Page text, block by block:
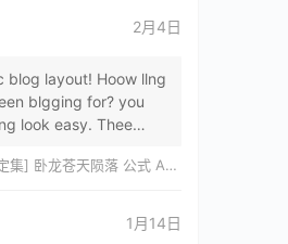
2月4日
blog layout! Hoow llng
blgging for? you
look easy. Thee
龙苍天陨落 公式 ARTWORKS[DL]
1月14日